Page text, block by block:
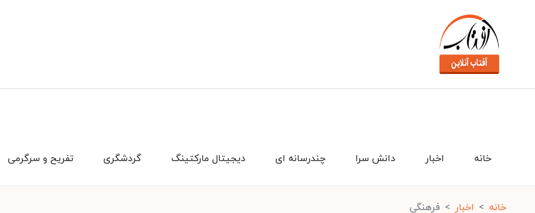
تفریح و سرگرمی گردشگری دیجیتال مارکتینگ چندرسانه ای دانش سرا اخبار خانه
خانه اخبار فرهنگی